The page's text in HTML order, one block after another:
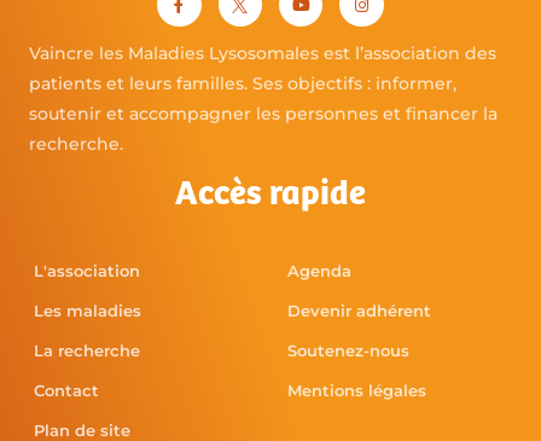
Vaincre les Maladies Lysosomales est l’association des
patients et leurs familles. Ses objectifs : informer,
soutenir et accompagner les personnes et financer la
recherche.
Accès rapide
L'association
Les maladies
La recherche
Contact
Plan de site
Agenda
Devenir adhérent
Soutenez-nous
Mentions légales